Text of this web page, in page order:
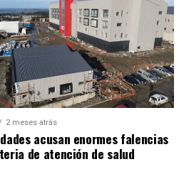
2 meses atrás
acusan enormes falencias
de atención de salud